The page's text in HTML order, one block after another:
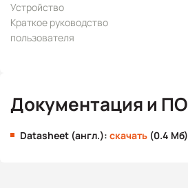
Устройство
Краткое руководство
пользователя
Документация и ПО
Datasheet (англ.): скачать (0.4 Мб)